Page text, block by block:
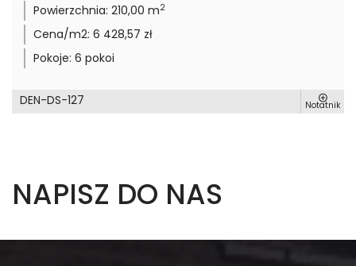
Powierzchnia: 210,00 m2
Cena/m2: 6 428,57 zł
Pokoje: 6 pokoi
DEN-DS-127 Notatnik
NAPISZ DO NAS